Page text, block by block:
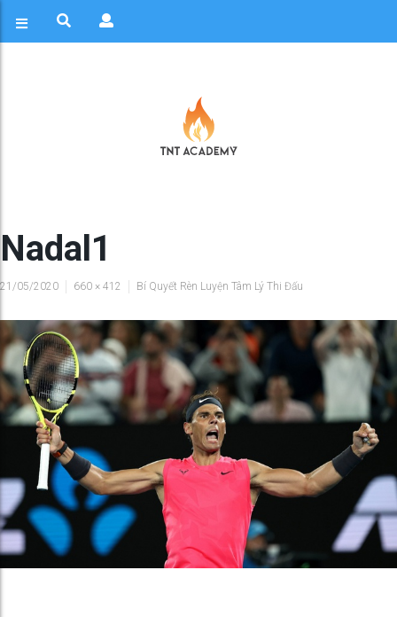
Nadal1
21/05/2020 660 × 412 Bí Quyết Rèn Luyện Tâm Lý Thi Đấu